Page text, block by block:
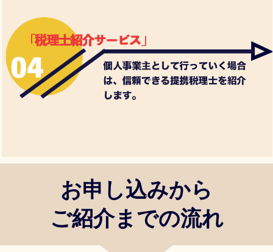
お申し込みから
ご紹介までの流れ